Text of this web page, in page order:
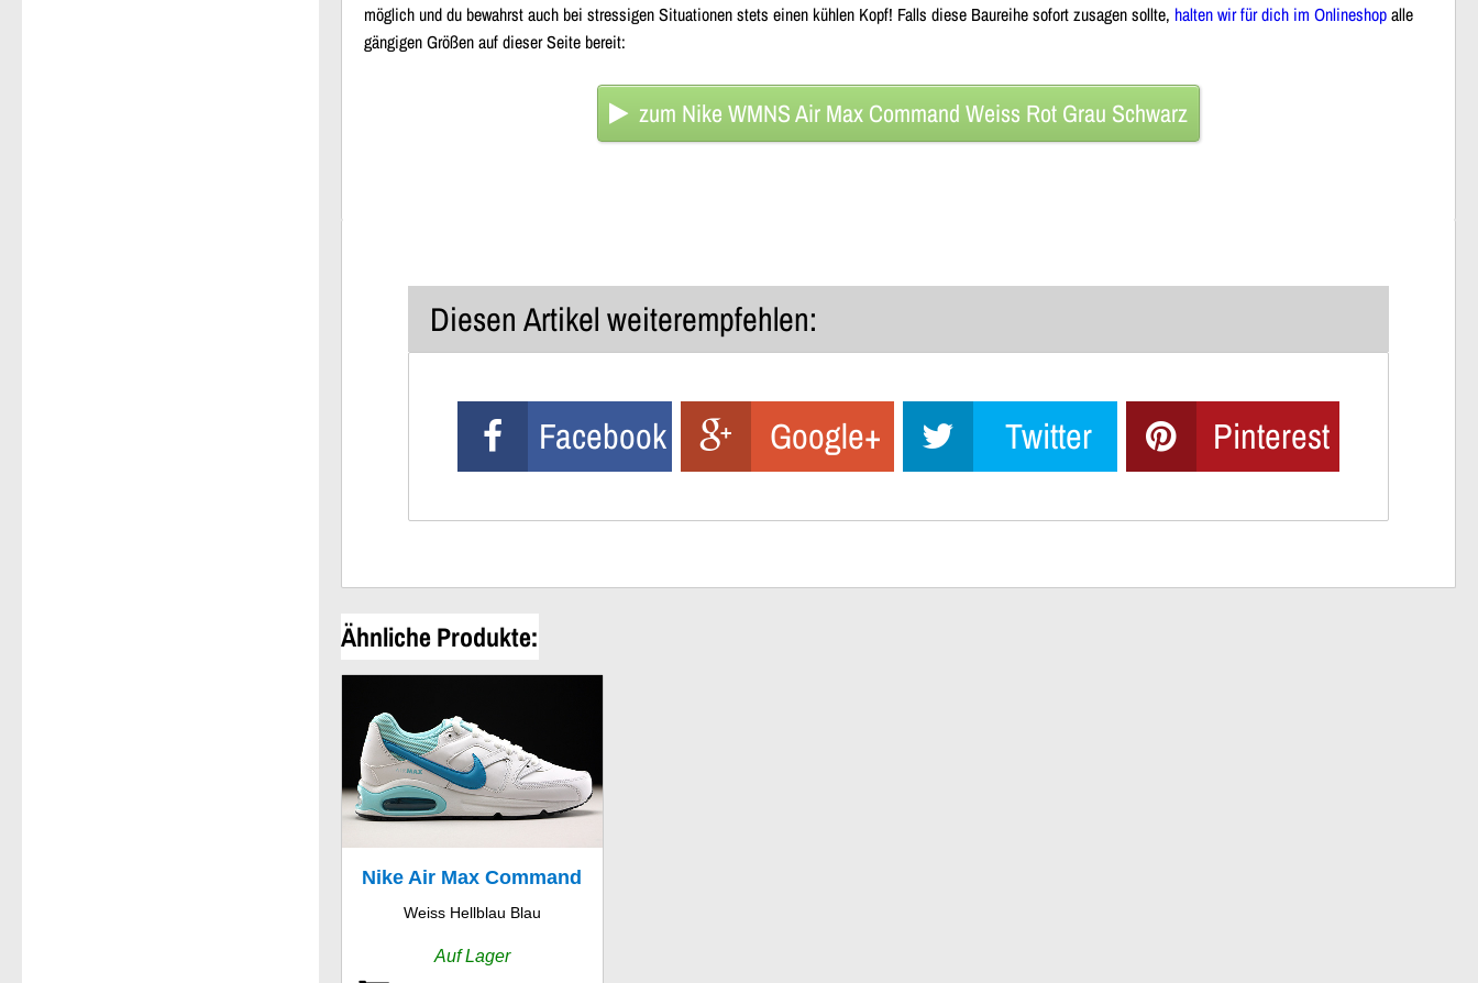
möglich und du bewahrst auch bei stressigen Situationen stets einen kühlen Kopf! Falls diese Baureihe sofort zusagen sollte, halten wir für dich im Onlineshopalle
gängigen Größen auf dieser Seite bereit:
zum Nike WMNS Air Max Command Weiss Rot Grau Schwarz
Diesen Artikel weiterempfehlen:
Facebook Google+ Twitter Pinterest
Ähnliche Produkte:
Nike Air Max Command
Leather GS
Weiss Hellblau Blau
Auf Lager